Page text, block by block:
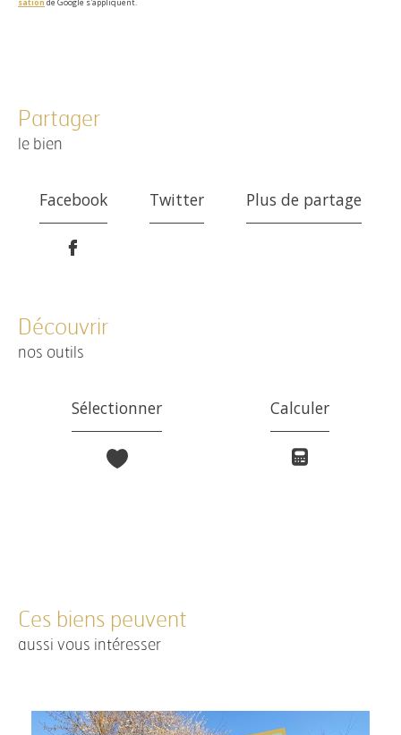
sation de Google s'appliquent.
partager
le bien
Facebook Twitter Plus de partage
découvrir
nos outils
Sélectionner Calculer
Ces biens peuvent
aussi vous intéresser